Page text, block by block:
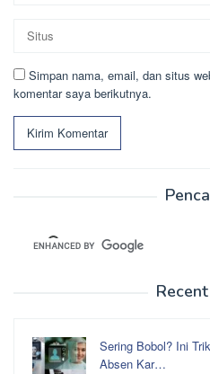
Simpan nama, email, dan situs
komentar saya berikutnya.
Sering Bobol? Ini
Absen Kar…